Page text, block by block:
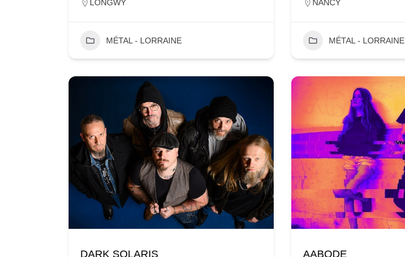
LONGWY
MÉTAL - LORRAINE
NANCY
MÉTAL - LORRAINE
DARK SOLARIS AABODE